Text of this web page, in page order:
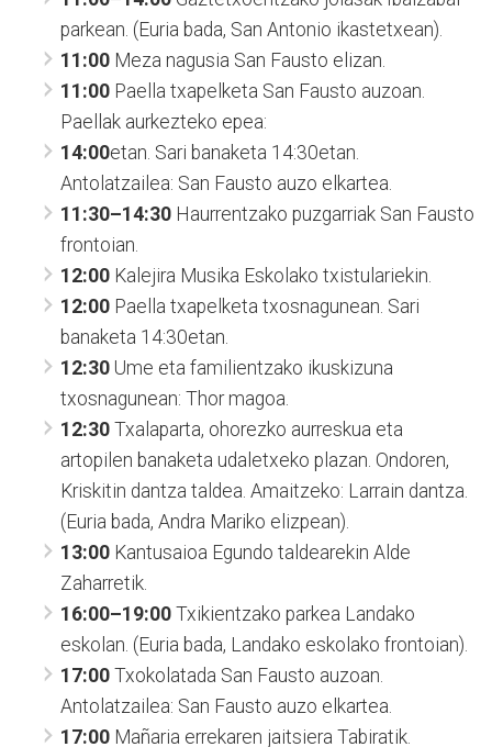
parkean. (Euria bada, San Antonio ikastetxean).
11:00 Meza nagusia San Fausto elizan.
11:00 Paella txapelketa San Fausto auzoan.
Paellak aurkezteko epea:
14:00etan. Sari banaketa 14:30etan.
Antolatzailea: San Fausto auzo elkartea.
11:30–14:30 Haurrentzako puzgarriak San Fausto
frontoian.
12:00 Kalejira Musika Eskolako txistulariekin.
12:00 Paella txapelketa txosnagunean. Sari
banaketa 14:30etan.
12:30 Ume eta familientzako ikuskizuna
txosnagunean: Thor magoa.
12:30 Txalaparta, ohorezko aurreskua eta
artopilen banaketa udaletxeko plazan. Ondoren,
Kriskitin dantza taldea. Amaitzeko: Larrain dantza.
(Euria bada, Andra Mariko elizpean).
13:00 Kantusaioa Egundo taldearekin Alde
Zaharretik.
16:00–19:00 Txikientzako parkea Landako
eskolan. (Euria bada, Landako eskolako frontoian).
17:00 Txokolatada San Fausto auzoan.
Antolatzailea: San Fausto auzo elkartea.
17:00 Mañaria errekaren jaitsiera Tabiratik.